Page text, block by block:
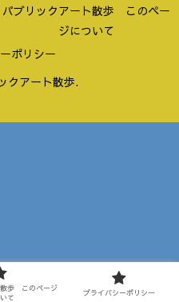
パブリックアート散歩 このペー
ジについて
ポリシー
クアート散歩.
散歩 このページ
て
プライバシーポリシー